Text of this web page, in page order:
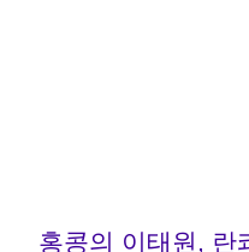
홍콩의 이태원, 란